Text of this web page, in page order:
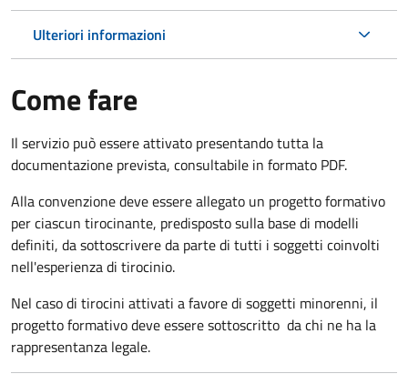
Ulteriori informazioni
Come fare
Il servizio può essere attivato presentando tutta la
documentazione prevista, consultabile in formato PDF.
Alla convenzione deve essere allegato un progetto formativo
per ciascun tirocinante, predisposto sulla base di modelli
definiti, da sottoscrivere da parte di tutti i soggetti coinvolti
nell'esperienza di tirocinio.
Nel caso di tirocini attivati a favore di soggetti minorenni, il
progetto formativo deve essere sottoscritto da chi ne ha la
rappresentanza legale.